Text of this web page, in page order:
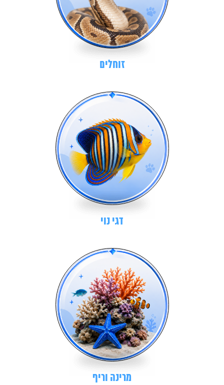
זוחלים
דגי נוי
מרינה וריף